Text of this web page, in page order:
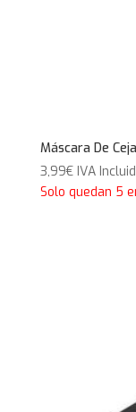
Máscara De
3,99€ IVA
Solo quedan 5